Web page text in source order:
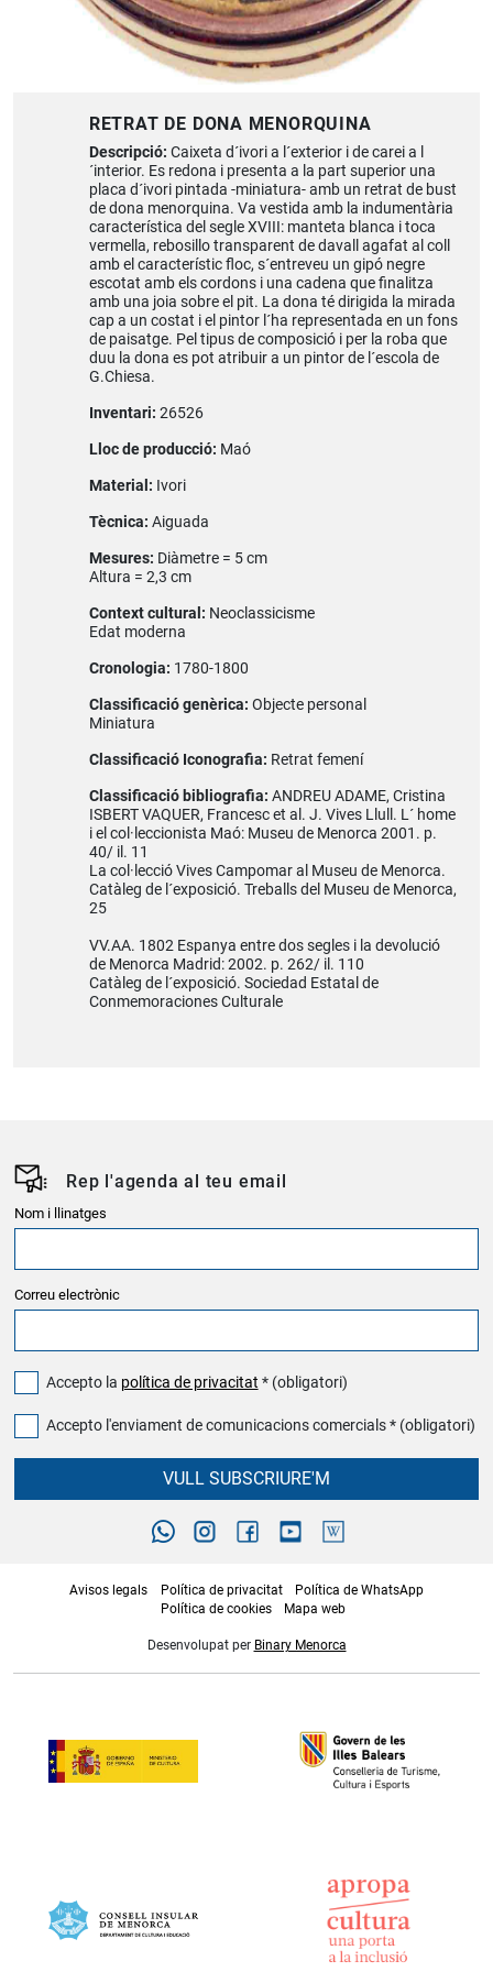
RETRAT DE DONA MENORQUINA
Descripció: Caixeta d´ivori a l´exterior i de carei a l
´interior. Es redona i presenta a la part superior una
placa d´ivori pintada -miniatura- amb un retrat de bust
de dona menorquina. Va vestida amb la indumentària
característica del segle XVIII: manteta blanca i toca
vermella, rebosillo transparent de davall agafat al coll
amb el característic floc, s´entreveu un gipó negre
escotat amb els cordons i una cadena que finalitza
amb una joia sobre el pit. La dona té dirigida la mirada
cap a un costat i el pintor l´ha representada en un fons
de paisatge. Pel tipus de composició i per la roba que
duu la dona es pot atribuir a un pintor de l´escola de
G.Chiesa.
Inventari: 26526
Lloc de producció: Maó
Material: Ivori
Tècnica: Aiguada
Mesures: Diàmetre = 5 cm
Altura = 2,3 cm
Context cultural: Neoclassicisme
Edat moderna
Cronologia: 1780-1800
Classificació genèrica: Objecte personal
Miniatura
Classificació Iconografia: Retrat femení
Classificació bibliografia: ANDREU ADAME, Cristina
ISBERT VAQUER, Francesc et al. J. Vives Llull. L´ home
i el col·leccionista Maó: Museu de Menorca 2001. p.
40/ il. 11
La col·lecció Vives Campomar al Museu de Menorca.
Catàleg de l´exposició. Treballs del Museu de Menorca,
25
VV.AA. 1802 Espanya entre dos segles i la devolució
de Menorca Madrid: 2002. p. 262/ il. 110
Catàleg de l´exposició. Sociedad Estatal de
Conmemoraciones Culturale
Rep l'agenda al teu email
Nom i llinatges
Correu electrònic
Accepto la política de privacitat * (obligatori)
Accepto l'enviament de comunicacions comercials * (obligatori)
VULL SUBSCRIURE'M
Avisos legals Política de privacitat
Política de WhatsApp
Política de cookies
Mapa web
Desenvolupat per Binary Menorca